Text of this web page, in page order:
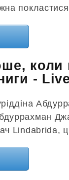
коли
-
Lindabrida,